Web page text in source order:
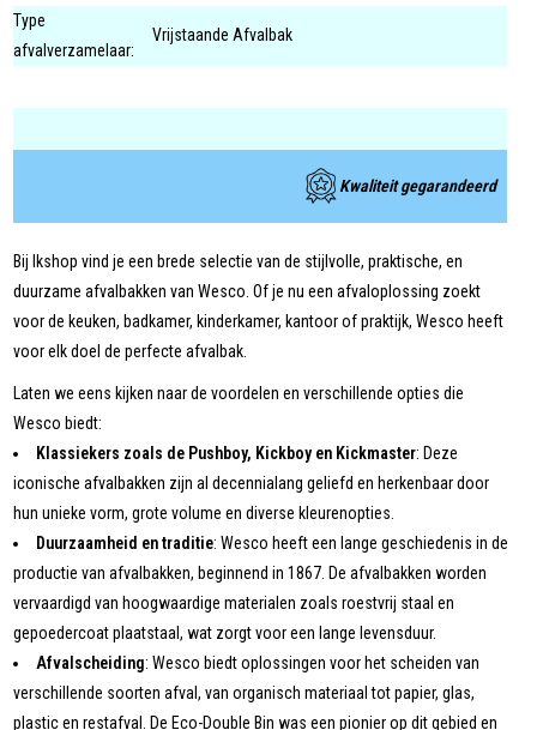
Type
afvalverzamelaar:
Vrijstaande Afvalbak
Kwaliteit gegarandeerd
Bij Ikshop vind je een brede selectie van de stijlvolle, praktische, en
duurzame afvalbakken van Wesco. Of je nu een afvaloplossing zoekt
voor de keuken, badkamer, kinderkamer, kantoor of praktijk, Wesco heeft
voor elk doel de perfecte afvalbak.
Laten we eens kijken naar de voordelen en verschillende opties die
Wesco biedt:
Klassiekers zoals de Pushboy, Kickboy en Kickmaster: Deze
iconische afvalbakken zijn al decennialang geliefd en herkenbaar door
hun unieke vorm, grote volume en diverse kleurenopties.
Duurzaamheid en traditie: Wesco heeft een lange geschiedenis in de
productie van afvalbakken, beginnend in 1867. De afvalbakken worden
vervaardigd van hoogwaardige materialen zoals roestvrij staal en
gepoedercoat plaatstaal, wat zorgt voor een lange levensduur.
Afvalscheiding: Wesco biedt oplossingen voor het scheiden van
verschillende soorten afval, van organisch materiaal tot papier, glas,
plastic en restafval. De Eco-Double Bin was een pionier op dit gebied en